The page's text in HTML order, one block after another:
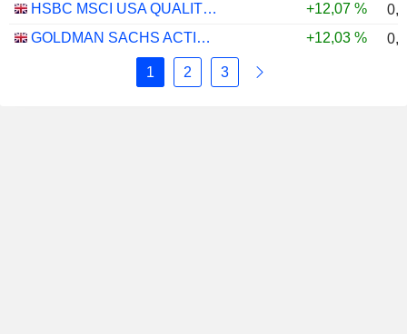
HSBC MSCI USA QUALITY UCITS ETF - USD
+12,07 %
GOLDMAN SACHS ACTIVEBETA PARIS-ALIGNED SUSTAINABLE US LARGE CAP EQUITY UCITS ETF - USD
+12,03 %
1 2 3